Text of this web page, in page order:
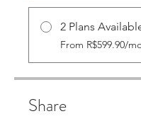
2 Plans
From R$599.90/
Share